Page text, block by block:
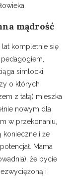
mądrość
kompletnie się
simlocki,
o których
z tatą) mieszka
nowym dla
w przekonaniu,
konieczne i że
Mama
że bycie
i